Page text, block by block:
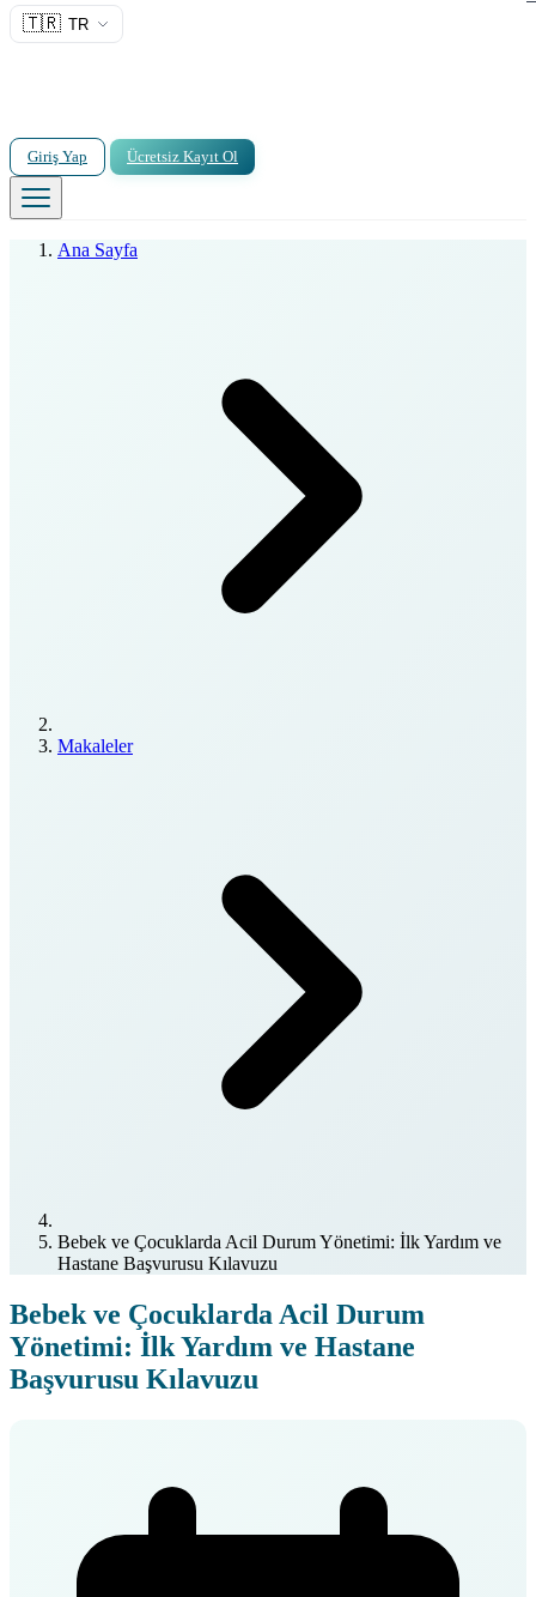
🇹🇷 TR
Giriş Yap Ücretsiz Kayıt Ol
Ana Sayfa
Makaleler
Bebek ve Çocuklarda Acil Durum Yönetimi: İlk Yardım ve
Hastane Başvurusu Kılavuzu
Bebek ve Çocuklarda Acil Durum
Yönetimi: İlk Yardım ve Hastane
Başvurusu Kılavuzu